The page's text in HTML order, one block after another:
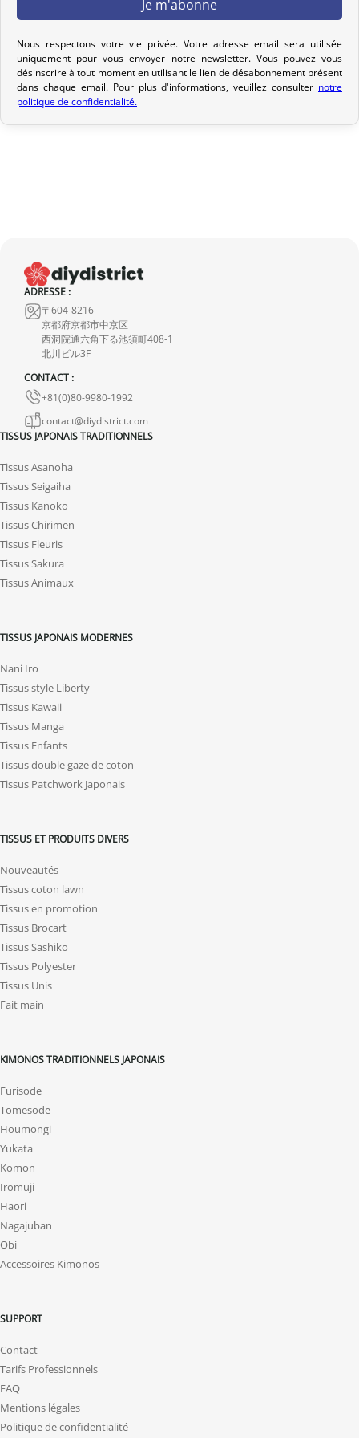
la réception de votre paiement et remise au transporteur que
vous avez sélectionné lors de votre achat. Vous recevrez un e-mail
de confirmation d’envoi pour suivre votre colis. Nous offrons
plusieurs options de livraison pour répondre à vos besoins.
Politique de retour
neuf et dans son emballage d’origine), nous vous rembourserons
le montant de votre commande, hors frais d’expédition initiaux.
Aucun remboursement ne sera effectué pour des produits
endommagés.
En cas de défaut de notre part, contactez-nous dans les 72 heures
avec photos ou vidéo, afin que nous trouvions ensemble une
solution rapide et adaptée.
Nous respectons votre vie privée. Votre adresse email sera utilisée
uniquement pour vous envoyer notre newsletter. Vous pouvez vous
désinscrire à tout moment en utilisant le lien de désabonnement présent
dans chaque email. Pour plus d'informations, veuillez consulter notre
politique de confidentialité.
ADRESSE :
〒604-8216
京都府京都市中京区
西洞院通六角下る池須町408-1
北川ビル3F
CONTACT :
+81(0)80-9980-1992
contact@diydistrict.com
TISSUS JAPONAIS TRADITIONNELS
Tissus Asanoha
Tissus Seigaiha
Tissus Kanoko
Tissus Chirimen
Tissus Fleuris
Tissus Sakura
Tissus Animaux
TISSUS JAPONAIS MODERNES
Nani Iro
Tissus style Liberty
Tissus Kawaii
Tissus Manga
Tissus Enfants
Tissus double gaze de coton
Tissus Patchwork Japonais
TISSUS ET PRODUITS DIVERS
Nouveautés
Tissus coton lawn
Tissus en promotion
Tissus Brocart
Tissus Sashiko
Tissus Polyester
Tissus Unis
Fait main
KIMONOS TRADITIONNELS JAPONAIS
Furisode
Tomesode
Houmongi
Yukata
Komon
Iromuji
Haori
Nagajuban
Obi
Accessoires Kimonos
SUPPORT
Contact
Tarifs Professionnels
FAQ
Mentions légales
Politique de confidentialité